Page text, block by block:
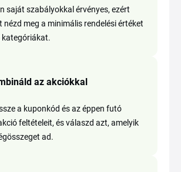
saját szabályokkal érvényes, ezért
nézd meg a minimális rendelési értéket
kategóriákat.
az akciókkal
a kuponkód és az éppen futó
feltételeit, és válaszd azt, amelyik
ad.